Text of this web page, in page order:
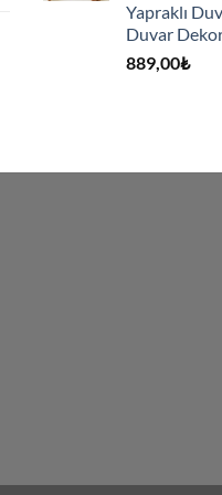
Yapraklı
Duvar
889,00₺